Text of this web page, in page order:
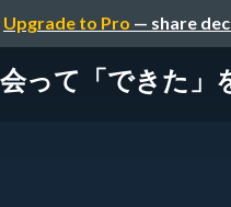
Upgrade to Pro — share
って「できた」